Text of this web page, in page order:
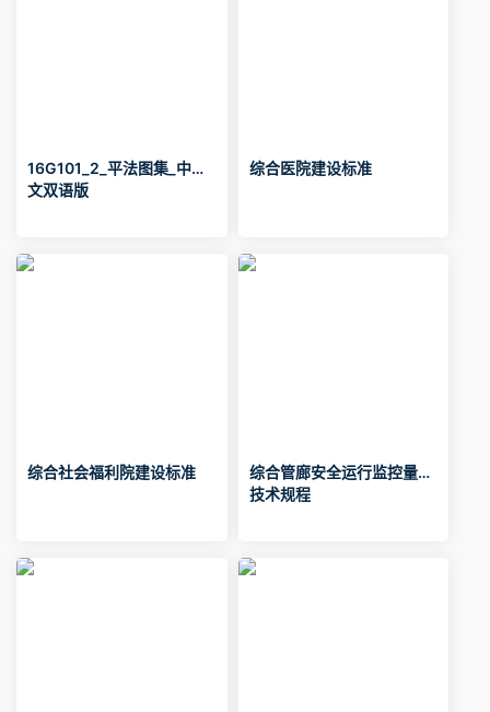
16G101_2_平法图集_中英
文双语版
综合医院建设标准
综合社会福利院建设标准
综合管廊安全运行监控量测
技术规程